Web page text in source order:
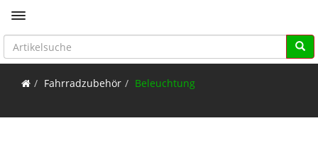
Toggle navigation
Fahrradzubehör Beleuchtung